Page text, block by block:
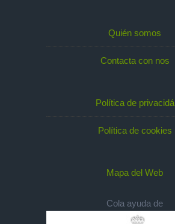
Quién somos
Contacta con nos
Política de privacidá
Política de cookies
Mapa del Web
Cola ayuda de